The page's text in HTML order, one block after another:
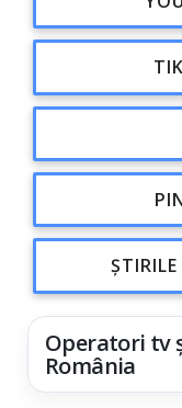
Operatori tv
România